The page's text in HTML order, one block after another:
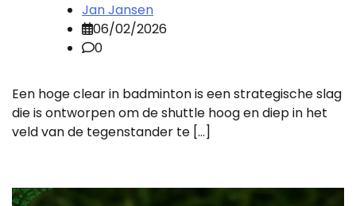
Jan Jansen
06/02/2026
0
Een hoge clear in badminton is een strategische slag
die is ontworpen om de shuttle hoog en diep in het
veld van de tegenstander te […]